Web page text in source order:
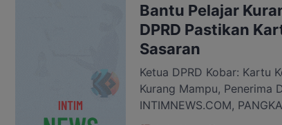
Bantu Pelajar
DPRD Pastikan
Sasaran
Ketua DPRD Kobar: Kartu
Kurang Mampu, Penerima
INTIMNEWS.COM,
Program Kartu Kobar